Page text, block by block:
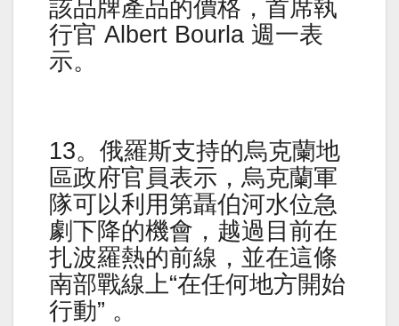
該品牌產品的價格，首席執
行官 Albert Bourla 週一表
示。
13。俄羅斯支持的烏克蘭地
區政府官員表示，烏克蘭軍
隊可以利用第聶伯河水位急
劇下降的機會，越過目前在
扎波羅熱的前線，並在這條
南部戰線上“在任何地方開始
行動” 。